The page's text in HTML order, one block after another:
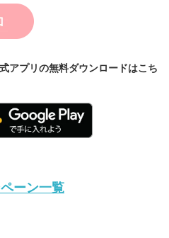
アプリの無料ダウンロードはこち
ーン一覧